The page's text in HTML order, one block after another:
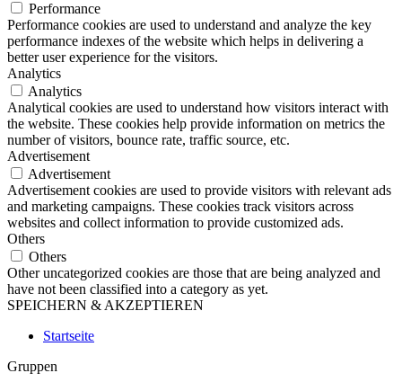
Performance
Performance cookies are used to understand and analyze the key
performance indexes of the website which helps in delivering a
better user experience for the visitors.
Analytics
Analytics
Analytical cookies are used to understand how visitors interact with
the website. These cookies help provide information on metrics the
number of visitors, bounce rate, traffic source, etc.
Advertisement
Advertisement
Advertisement cookies are used to provide visitors with relevant ads
and marketing campaigns. These cookies track visitors across
websites and collect information to provide customized ads.
Others
Others
Other uncategorized cookies are those that are being analyzed and
have not been classified into a category as yet.
SPEICHERN & AKZEPTIEREN
Startseite
Gruppen